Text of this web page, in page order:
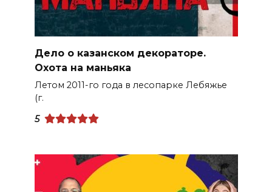
Дело о казанском декораторе.
Охота на маньяка
Летом 2011-го года в лесопарке Лебяжье
(г.
5